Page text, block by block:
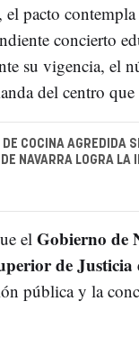
el pacto
concierto
su vigencia, el
del centro
COCINA AGREDIDA
NAVARRA LOGRA LA
el Gobierno de
de Justicia
pública y la